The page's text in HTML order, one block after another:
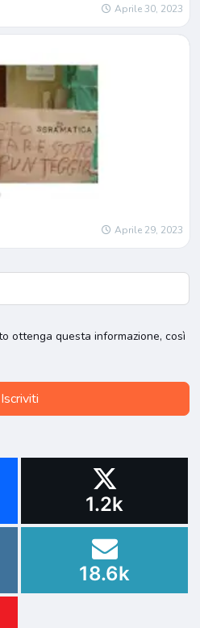
Aprile 30, 2023
Aprile 29, 2023
ottenga questa informazione, così
Iscriviti
1.2k
18.6k